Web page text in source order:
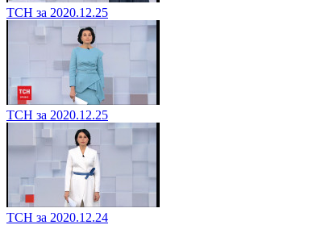
ТСН за 2020.12.25
ТСН за 2020.12.25
ТСН за 2020.12.24